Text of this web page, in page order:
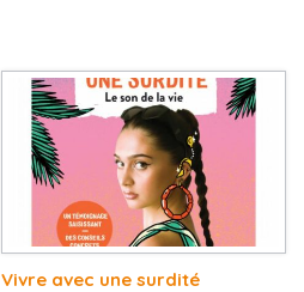
Vivre avec une surdité